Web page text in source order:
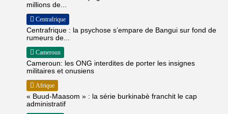
millions de...
Centrafrique
Centrafrique : la psychose s’empare de Bangui sur fond de
rumeurs de...
Cameroun
Cameroun: les ONG interdites de porter les insignes
militaires et onusiens
Afrique
« Buud-Maasom » : la série burkinabè franchit le cap
administratif